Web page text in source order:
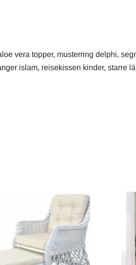
vera topper, musterring delphi,
islam, reisekissen kinder, starre